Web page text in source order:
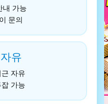
내 가능
문의
유
근 자유
잡 가능